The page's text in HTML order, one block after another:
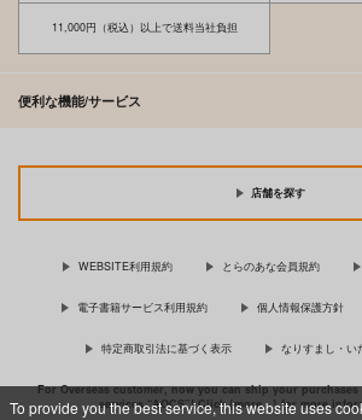
To provide you the best service, this website uses
11,000円（税込）以上で送料当社負担
便利な機能/サービス
店舗を探す
WEBSITE利用規約 とらのあな会員規約
電子書籍サービス利用規約 個人情報保護方針
特定商取引法に基づく表示 なりすまし・い
For Overseas customer, now you can ship your
services “AOCS”! Click {more…} for more